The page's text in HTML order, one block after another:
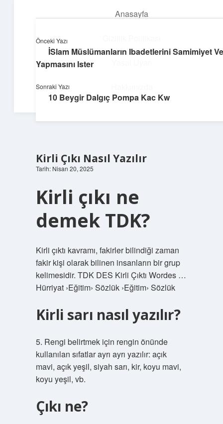
Anasayfa
Üretim ve İlham
Kirli Çıkı Nasıl Yazılır
Tarih: Nisan 20, 2025
Kirli çıkı ne
demek TDK?
Kirli çıktı kavramı, fakirler bilindiği zaman
fakir kişi olarak bilinen insanların bir grup
kelimesidir. TDK DES Kirli Çıktı Wordes …
Hürriyat ›Eğitim› Sözlük ›Eğitim› Sözlük
Kirli sarı nasıl yazılır?
5. Rengi belirtmek için rengin önünde
kullanılan sıfatlar ayrı ayrı yazılır: açık
mavi, açık yeşil, siyah sarı, kir, koyu mavi,
koyu yeşil, vb.
Çıkı ne?
Önceki Yazı
İSlam Müslümanların Ibadetlerini Samimiyet
Yapmasını Ister
Sonraki Yazı
10 Beygir Dalgıç Pompa Kac Kw